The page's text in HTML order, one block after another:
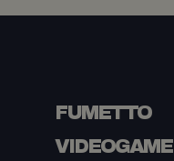
FUMETTO
VIDEOGAME